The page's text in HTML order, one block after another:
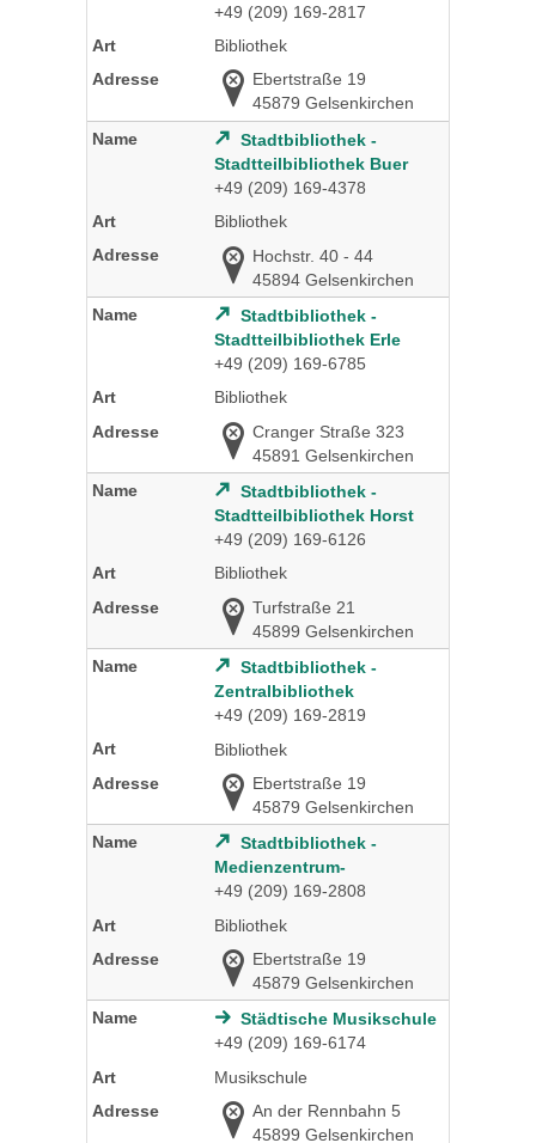
+49 (209) 169-2817
Bibliothek
Ebertstraße 19
45879 Gelsenkirchen
Stadtbibliothek -
Stadtteilbibliothek Buer
+49 (209) 169-4378
Bibliothek
Hochstr. 40 - 44
45894 Gelsenkirchen
Stadtbibliothek -
Stadtteilbibliothek Erle
+49 (209) 169-6785
Bibliothek
Cranger Straße 323
45891 Gelsenkirchen
Stadtbibliothek -
Stadtteilbibliothek Horst
+49 (209) 169-6126
Bibliothek
Turfstraße 21
45899 Gelsenkirchen
Stadtbibliothek -
Zentralbibliothek
+49 (209) 169-2819
Bibliothek
Ebertstraße 19
45879 Gelsenkirchen
Stadtbibliothek -
Medienzentrum-
+49 (209) 169-2808
Bibliothek
Ebertstraße 19
45879 Gelsenkirchen
Städtische Musikschule
+49 (209) 169-6174
Musikschule
An der Rennbahn 5
45899 Gelsenkirchen